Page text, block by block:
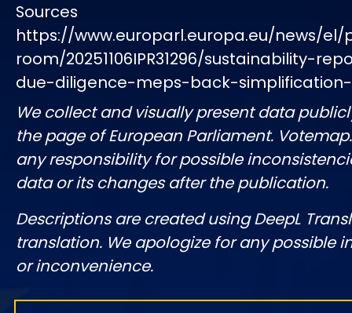
Sources
https://www.europarl.europa.eu/news/el/
room/20251106IPR31296/sustainability-
due-diligence-meps-back-
We collect and visually present data
the page of European Parliament.
any responsibility for possible
data or its changes after the publication.
Descriptions are created using DeepL
translation. We apologize for any possible
or inconvenience.